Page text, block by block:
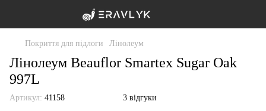
Покриття для підлоги Лінолеум
Лінолеум Beauflor Smartex Sugar Oak
997L
Артикул: 41158 3 відгуки